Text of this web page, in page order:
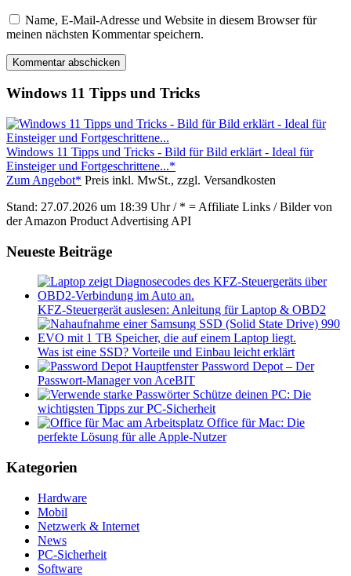
Name, E-Mail-Adresse und Website in diesem Browser für
meinen nächsten Kommentar speichern.
Windows 11 Tipps und Tricks
Windows 11 Tipps und Tricks - Bild für Bild erklärt - Ideal für
Einsteiger und Fortgeschrittene...*
Zum Angebot* Preis inkl. MwSt., zzgl. Versandkosten
Stand: 27.07.2026 um 18:39 Uhr / * = Affiliate Links / Bilder von
der Amazon Product Advertising API
Neueste Beiträge
KFZ-Steuergerät auslesen: Anleitung für Laptop & OBD2
Was ist eine SSD? Vorteile und Einbau leicht erklärt
Password Depot – Der
Passwort-Manager von AceBIT
Schütze deinen PC: Die
wichtigsten Tipps zur PC-Sicherheit
Office für Mac: Die
perfekte Lösung für alle Apple-Nutzer
Kategorien
Hardware
Mobil
Netzwerk & Internet
News
PC-Sicherheit
Software